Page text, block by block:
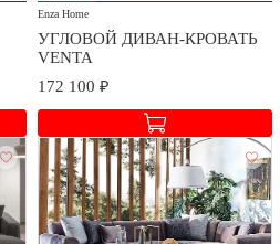
Enza Home
УГЛОВОЙ ДИВАН-КРОВАТЬ
VENTA
172 100 ₽